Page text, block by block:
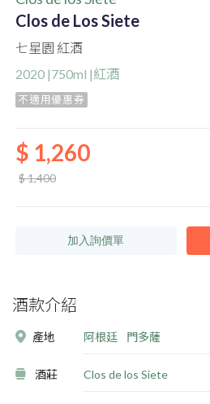
Clos de Los Siete
七星園 紅酒
2020 |750ml |紅酒
不適用優惠券
$ 1,260
$ 1,400
加入詢價單
酒款介紹
產地 阿根廷 門多薩
酒莊 Clos de los Siete